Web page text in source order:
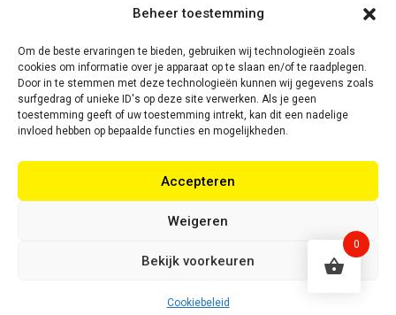
Beheer toestemming
Om de beste ervaringen te bieden, gebruiken wij technologieën zoals
cookies om informatie over je apparaat op te slaan en/of te raadplegen.
Door in te stemmen met deze technologieën kunnen wij gegevens zoals
surfgedrag of unieke ID's op deze site verwerken. Als je geen
toestemming geeft of uw toestemming intrekt, kan dit een nadelige
invloed hebben op bepaalde functies en mogelijkheden.
Accepteren
Weigeren
Bekijk voorkeuren
Cookiebeleid
Contact
E: info@ntbespanservice.nl
+31 (0)6-5188 0267
Adres:
5171SL KAATSHEUVEL
0